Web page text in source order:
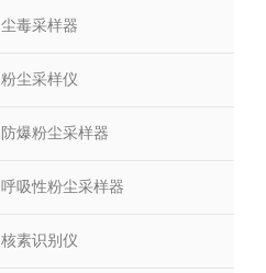
尘毒采样器
粉尘采样仪
防爆粉尘采样器
呼吸性粉尘采样器
核素识别仪